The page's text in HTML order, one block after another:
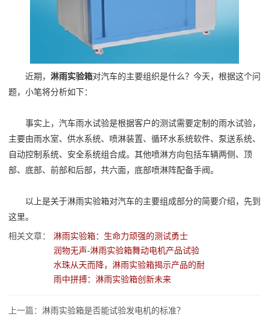
近期， 淋雨实验箱对汽车的主要组织是什么？今天，根据这个问
题，小笔将分析如下：
事实上，汽车雨水试验是根据客户的测试需要定制的雨水试验，
主要由雨水室、供水系统、喷淋装置、循环水系统软件、泵送系统、
自动控制系统、安全系统组合成。其他喷淋方向包括车辆两侧、顶
部、底部、前部和后部，共六面，底部喷淋阵配备手阀。
以上是关于淋雨实验箱对汽车的主要组成部分的简要介绍，先到
这里。
相关文章：
淋雨实验箱：生命力顽强的测试勇士
润物无声-淋雨实验箱舞动电机产品试验
水珠从天而降，淋雨实验箱揭示产品的耐
雨中拼搏：淋雨实验箱创新未来
上一篇： 淋雨实验箱是否能试验发电机的标准？